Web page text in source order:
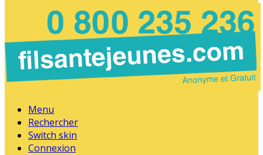
Menu
Rechercher
Switch skin
Connexion